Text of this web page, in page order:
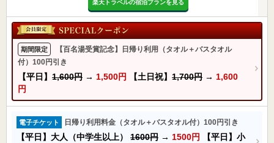
楽天トラベルの宿泊プランを見る
期間限定
【百名湯受賞記念】日帰り利用（タオル＋バスタオル
付）100円引き
【平日】 1,600円 → 1,500円 【土日祝】 1,700円 → 1,600
円
電子チケット 日帰り利用料金（タオル＋バスタオル付）100円引き
【平日】大人（中学生以上） 1600円 → 1500円
【平日】小